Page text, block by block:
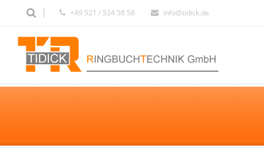
+49 521 / 524 58 58 info@tidick.de